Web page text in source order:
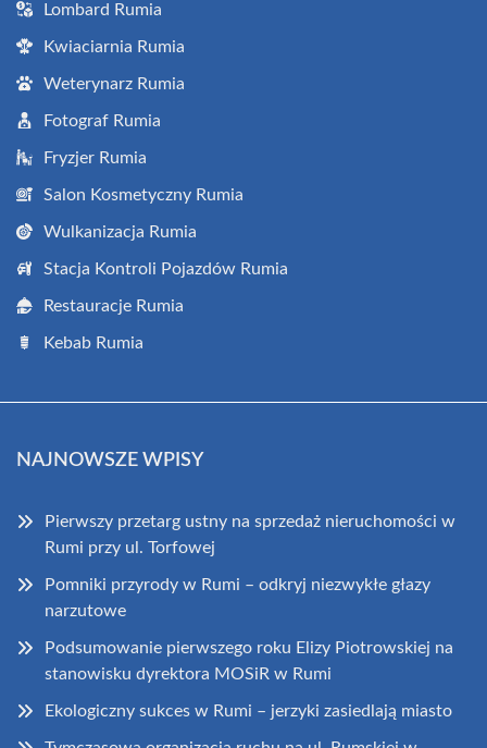
Lombard Rumia
Kwiaciarnia Rumia
Weterynarz Rumia
Fotograf Rumia
Fryzjer Rumia
Salon Kosmetyczny Rumia
Wulkanizacja Rumia
Stacja Kontroli Pojazdów Rumia
Restauracje Rumia
Kebab Rumia
NAJNOWSZE WPISY
Pierwszy przetarg ustny na sprzedaż nieruchomości w
Rumi przy ul. Torfowej
Pomniki przyrody w Rumi – odkryj niezwykłe głazy
narzutowe
Podsumowanie pierwszego roku Elizy Piotrowskiej na
stanowisku dyrektora MOSiR w Rumi
Ekologiczny sukces w Rumi – jerzyki zasiedlają miasto